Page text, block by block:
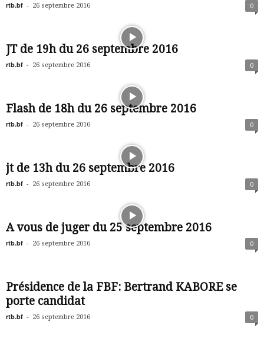
rtb.bf - 26 septembre 2016 0
JT de 19h du 26 septembre 2016
rtb.bf - 26 septembre 2016 0
Flash de 18h du 26 septembre 2016
rtb.bf - 26 septembre 2016 0
jt de 13h du 26 septembre 2016
rtb.bf - 26 septembre 2016 0
A vous de juger du 25 septembre 2016
rtb.bf - 26 septembre 2016 0
Présidence de la FBF: Bertrand KABORE se
porte candidat
rtb.bf - 26 septembre 2016 0